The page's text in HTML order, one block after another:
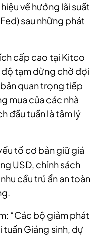
về hướng lãi suất
sau những phát
cấp cao tại Kitco
tạm dừng chờ đợi
quan trọng tiếp
mua của các nhà
đầu tuần là tâm lý
tố cơ bản giữ giá
USD, chính sách
cầu trú ẩn an toàn
“Các bộ giảm phát
tuần Giáng sinh, dự